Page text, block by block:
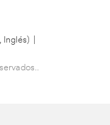
Inglés)